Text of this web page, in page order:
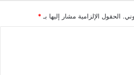
الحقول الإلزامية مشار إليها بـ *